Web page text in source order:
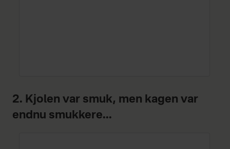
2. Kjolen var smuk, men kagen var
endnu smukkere...